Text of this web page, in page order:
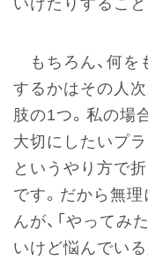
もちろん、何を
するかはその人
肢の1つ。私の場
大切にしたいプ
というやり方で
です。だから無
んが、「やってみ
いけど悩んでいる